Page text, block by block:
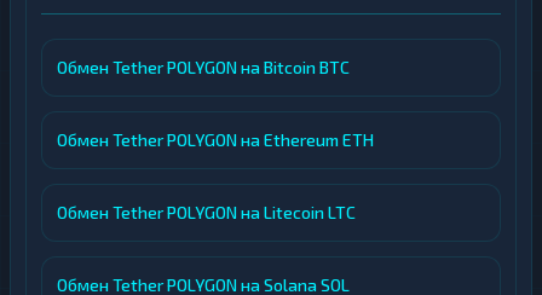
Обмен Tether POLYGON на Bitcoin BTC
Обмен Tether POLYGON на Ethereum ETH
Обмен Tether POLYGON на Litecoin LTC
Обмен Tether POLYGON на Solana SOL